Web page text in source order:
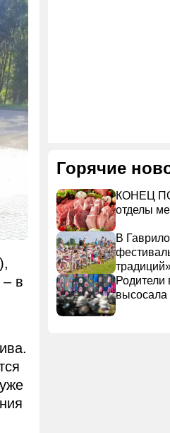
в
Горячие
КОНЕЦ
отделы
В
высосала